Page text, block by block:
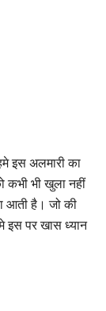
इस अलमारी का
कभी भी खुला नहीं
आती है। जो की
इस पर खास ध्यान